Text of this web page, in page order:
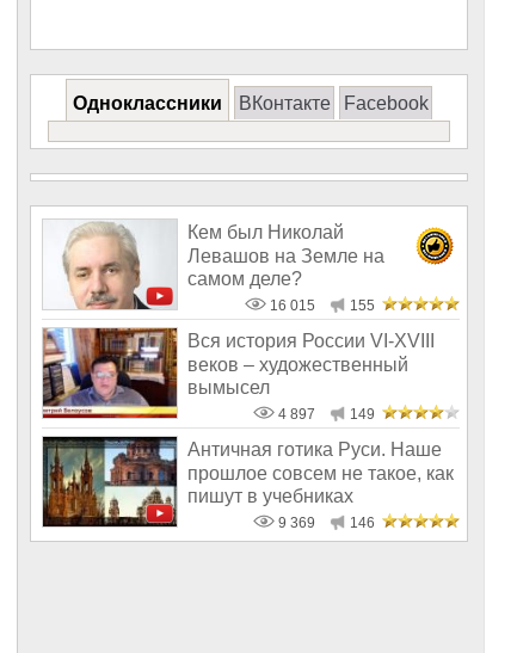
Одноклассники ВКонтакте Facebook
Кем был Николай
Левашов на Земле на
самом деле?
16 015 155
Вся история России VI-XVIII
веков – художественный
вымысел
4 897 149
Античная готика Руси. Наше
прошлое совсем не такое, как
пишут в учебниках
9 369 146